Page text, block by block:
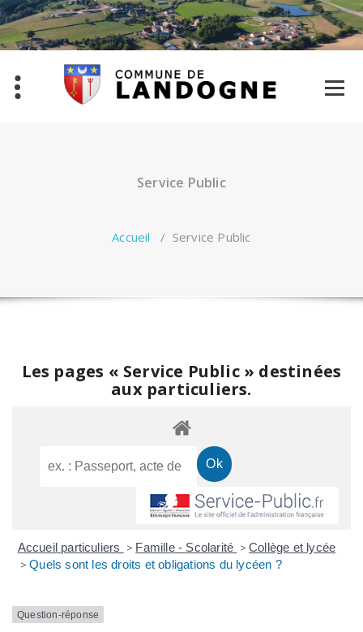
Aller
au
contenu
Service Public
Accueil / Service Public
Les pages « Service Public » destinées
aux particuliers.
Accueil particuliers > Famille - Scolarité > Collège et lycée
> Quels sont les droits et obligations du lycéen ?
Question-réponse